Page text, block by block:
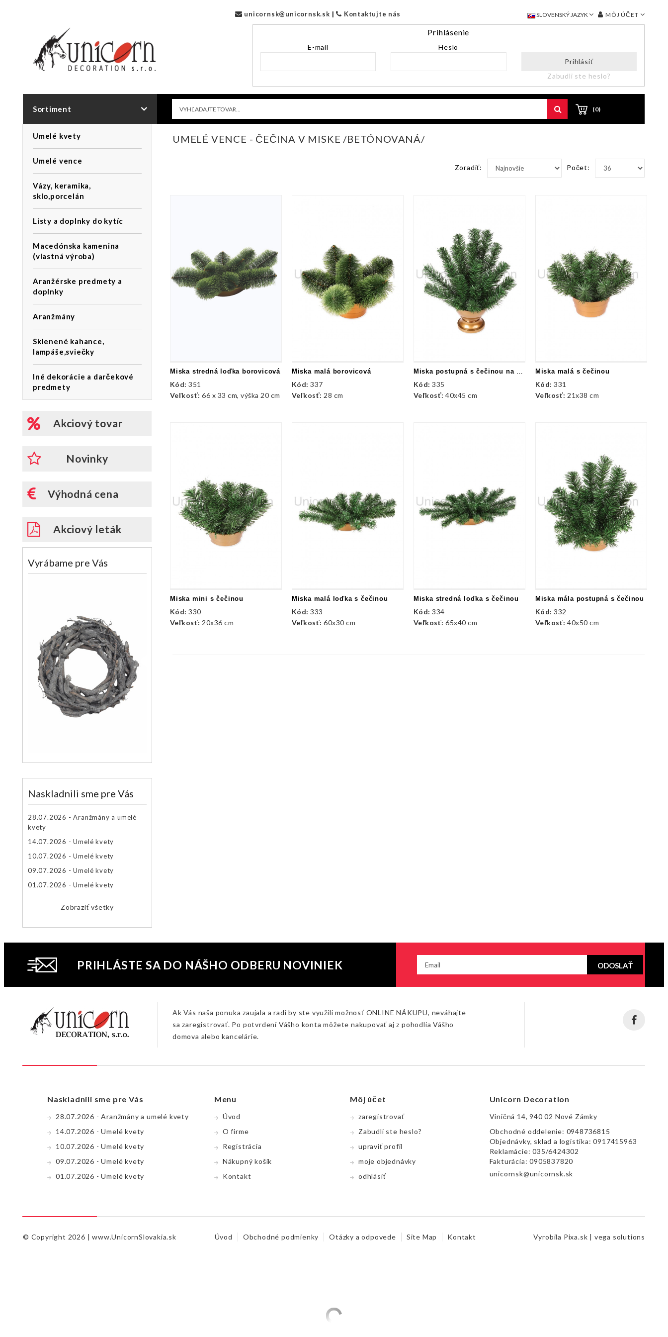
MÔJ ÚČET
SLOVENSKÝ JAZYK
unicornsk@unicornsk.sk | Kontaktujte nás
Prihlásenie
E-mail
Heslo
Prihlásiť
Zabudli ste heslo?
Sortiment (0)
Umelé kvety
Umelé vence
Vázy, keramika,
sklo,porcelán
Listy a doplnky do kytíc
Macedónska kamenina
(vlastná výroba)
Aranžérske predmety a
doplnky
Aranžmány
Sklenené kahance,
lampáše,sviečky
Iné dekorácie a darčekové
predmety
Akciový tovar
Novinky
Výhodná cena
Akciový leták
Vyrábame pre Vás
Naskladnili sme pre Vás
28.07.2026 - Aranžmány a umelé
kvety
14.07.2026 - Umelé kvety
10.07.2026 - Umelé kvety
09.07.2026 - Umelé kvety
01.07.2026 - Umelé kvety
Zobraziť všetky
UMELÉ VENCE - ČEČINA V MISKE /BETÓNOVANÁ/
Zoradiť: Počet:
Miska stredná loďka borovicová
Kód:351
Veľkosť:66 x 33 cm, výška 20 cm
Miska malá borovicová
Kód:337
Veľkosť: 28 cm
Miska postupná s čečinou na nožičke
Kód:335
Veľkosť:40x45 cm
Miska malá s čečinou
Kód:331
Veľkosť: 21x38 cm
Miska mini s čečinou
Kód:330
Veľkosť: 20x36 cm
Miska malá loďka s čečinou
Kód:333
Veľkosť:60x30 cm
Miska stredná loďka s čečinou
Kód:334
Veľkosť:65x40 cm
Miska mála postupná s čečinou
Kód:332
Veľkosť:40x50 cm
PRIHLÁSTE SA DO NÁŠHO ODBERU NOVINIEK ODOSLAŤ
Ak Vás naša ponuka zaujala a radi by ste využili možnosť ONLINE NÁKUPU, neváhajte
sa zaregistrovať. Po potvrdení Vášho konta môžete nakupovať aj z pohodlia Vášho
domova alebo kancelárie.
Naskladnili sme pre Vás
28.07.2026 - Aranžmány a umelé kvety
14.07.2026 - Umelé kvety
10.07.2026 - Umelé kvety
09.07.2026 - Umelé kvety
01.07.2026 - Umelé kvety
Menu
Úvod
O firme
Registrácia
Nákupný koší­k
Kontakt
Môj účet
zaregistrovať
Zabudli ste heslo?
upraviť profil
moje objednávky
odhlásiť
Unicorn Decoration
Viničná 14, 940 02 Nové Zámky
Obchodné oddelenie: 0948736815
Objednávky, sklad a logistika:0917415963
Reklamácie:035/6424302
Fakturácia:0905837820
unicornsk@unicornsk.sk
© Copyright 2026 |www.UnicornSlovakia.sk Úvod Obchodné podmienky Otázky a odpovede Site Map Kontakt Vyrobila Pixa.sk | vega solutions